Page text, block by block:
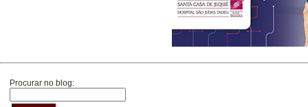
Procurar no blog: